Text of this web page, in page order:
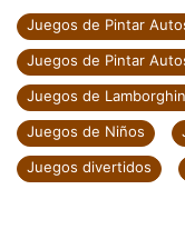
Juegos de Pintar
Juegos de Pintar
Juegos de
Juegos de Niños
Juegos divertidos